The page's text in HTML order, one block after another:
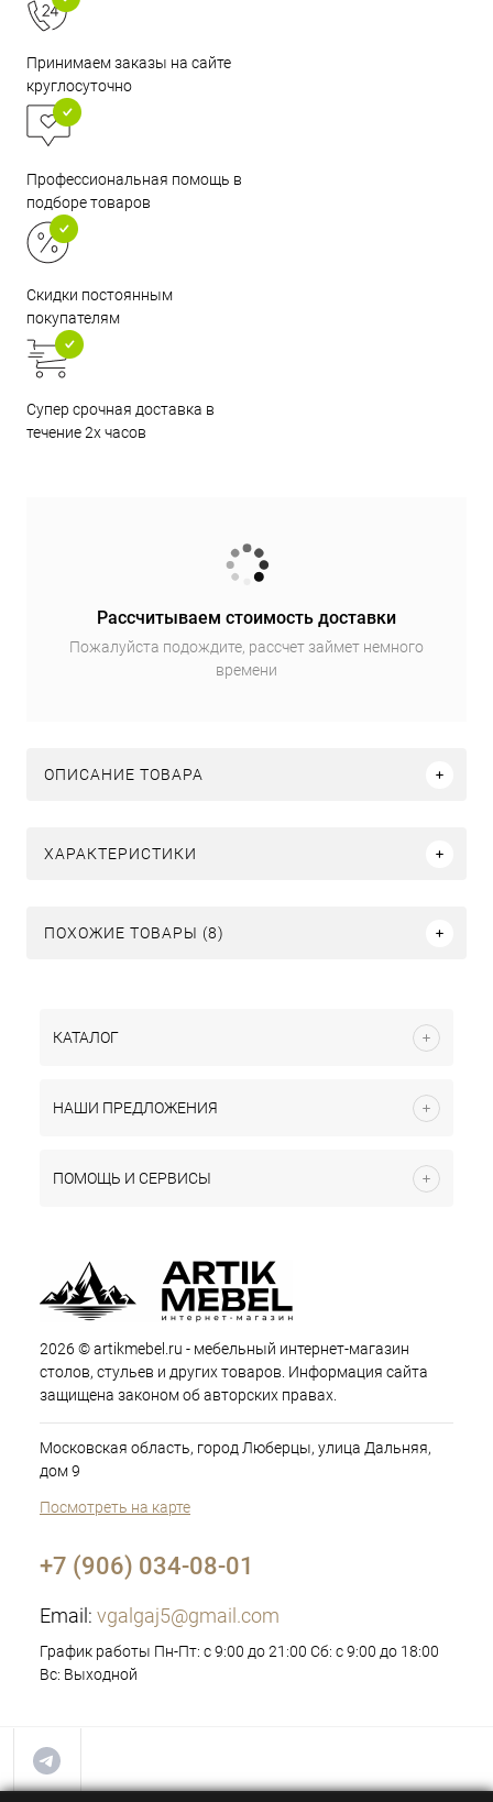
Принимаем заказы на сайте
круглосуточно
Профессиональная помощь в
подборе товаров
Скидки постоянным
покупателям
Супер срочная доставка в
течение 2х часов
Рассчитываем стоимость доставки
Пожалуйста подождите, рассчет займет немного
времени
ОПИСАНИЕ ТОВАРА
ХАРАКТЕРИСТИКИ
ПОХОЖИЕ ТОВАРЫ (8)
КАТАЛОГ
НАШИ ПРЕДЛОЖЕНИЯ
ПОМОЩЬ И СЕРВИСЫ
2026 © artikmebel.ru - мебельный интернет-магазин
столов, стульев и других товаров. Информация сайта
защищена законом об авторских правах.
Московская область, город Люберцы, улица Дальняя,
дом 9
Посмотреть на карте
+7 (906) 034-08-01
Email: vgalgaj5@gmail.com
График работы Пн-Пт: с 9:00 до 21:00 Сб: с 9:00 до 18:00
Вс: Выходной